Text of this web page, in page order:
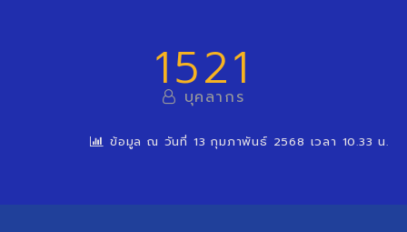
1521
บุคลากร
ข้อมูล ณ วันที่ 13 กุมภาพันธ์ 2568 เวลา 10.33 น.